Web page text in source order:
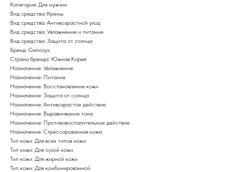
Категория: Для мужчин
Вид средства: Кремы
Вид средства: Антивозрастной уход
Вид средства: Увлажнение и питание
Вид средства: Защита от солнца
Бренд: Genosys
Страна бренда: Южная Корея
Назначение: Увлажнение
Назначение: Питание
Назначение: Восстановление кожи
Назначение: Защита от солнца
Назначение: Антивозрастое действие
Назначение: Выравнивание тона
Назначение: Противовоспалительное действие
Назначение: Стрессированная кожа
Тип кожи: Для всех типов кожи
Тип кожи: Для сухой кожи
Тип кожи: Для жирной кожи
Тип кожи: Для комбинированной